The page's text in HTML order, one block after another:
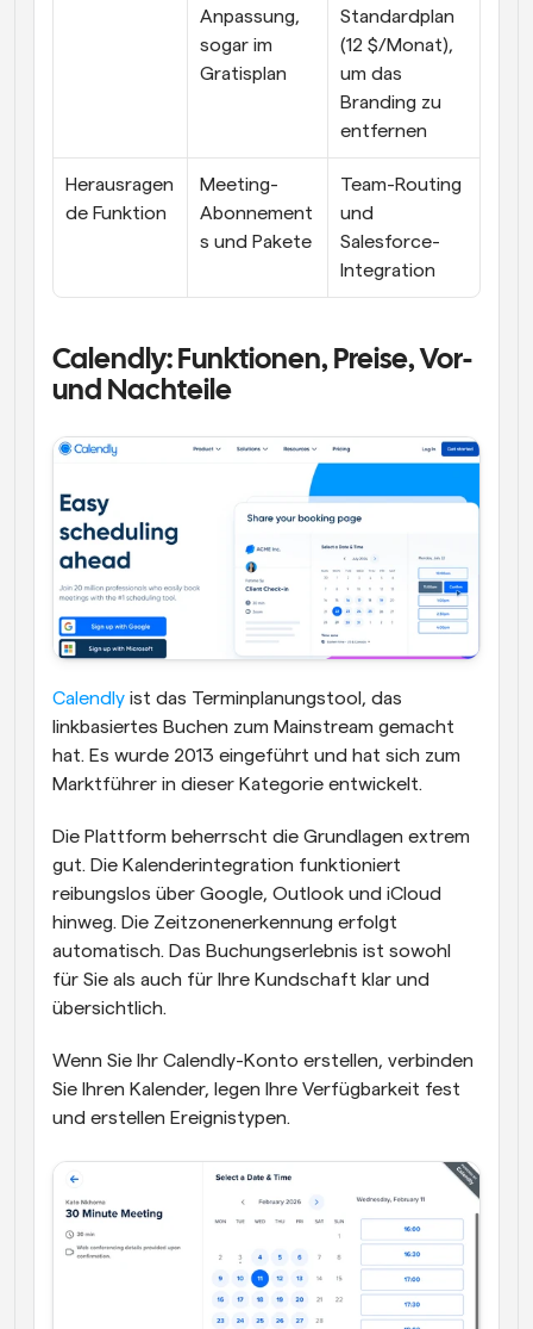
Anpassung,
sogar im
Gratisplan
Standardplan
(12 $/Monat),
um das
Branding zu
entfernen
Herausragen
de Funktion
Meeting-
Abonnement
s und Pakete
Team-Routing
und
Salesforce-
Integration
Calendly: Funktionen, Preise, Vor-
und Nachteile
Calendly ist das Terminplanungstool, das
linkbasiertes Buchen zum Mainstream gemacht
hat. Es wurde 2013 eingeführt und hat sich zum
Marktführer in dieser Kategorie entwickelt.
Die Plattform beherrscht die Grundlagen extrem
gut. Die Kalenderintegration funktioniert
reibungslos über Google, Outlook und iCloud
hinweg. Die Zeitzonenerkennung erfolgt
automatisch. Das Buchungserlebnis ist sowohl
für Sie als auch für Ihre Kundschaft klar und
übersichtlich.
Wenn Sie Ihr Calendly-Konto erstellen, verbinden
Sie Ihren Kalender, legen Ihre Verfügbarkeit fest
und erstellen Ereignistypen.